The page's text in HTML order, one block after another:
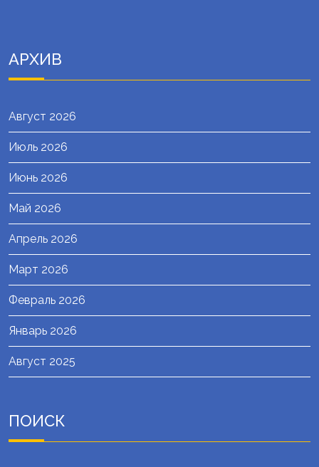
АРХИВ
Август 2026
Июль 2026
Июнь 2026
Май 2026
Апрель 2026
Март 2026
Февраль 2026
Январь 2026
Август 2025
ПОИСК